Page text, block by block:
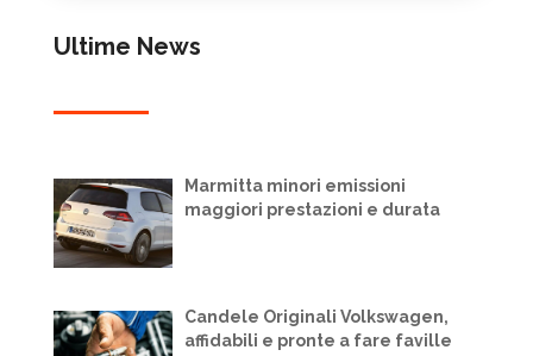
Ultime News
Marmitta minori emissioni
maggiori prestazioni e durata
Candele Originali Volkswagen,
affidabili e pronte a fare faville